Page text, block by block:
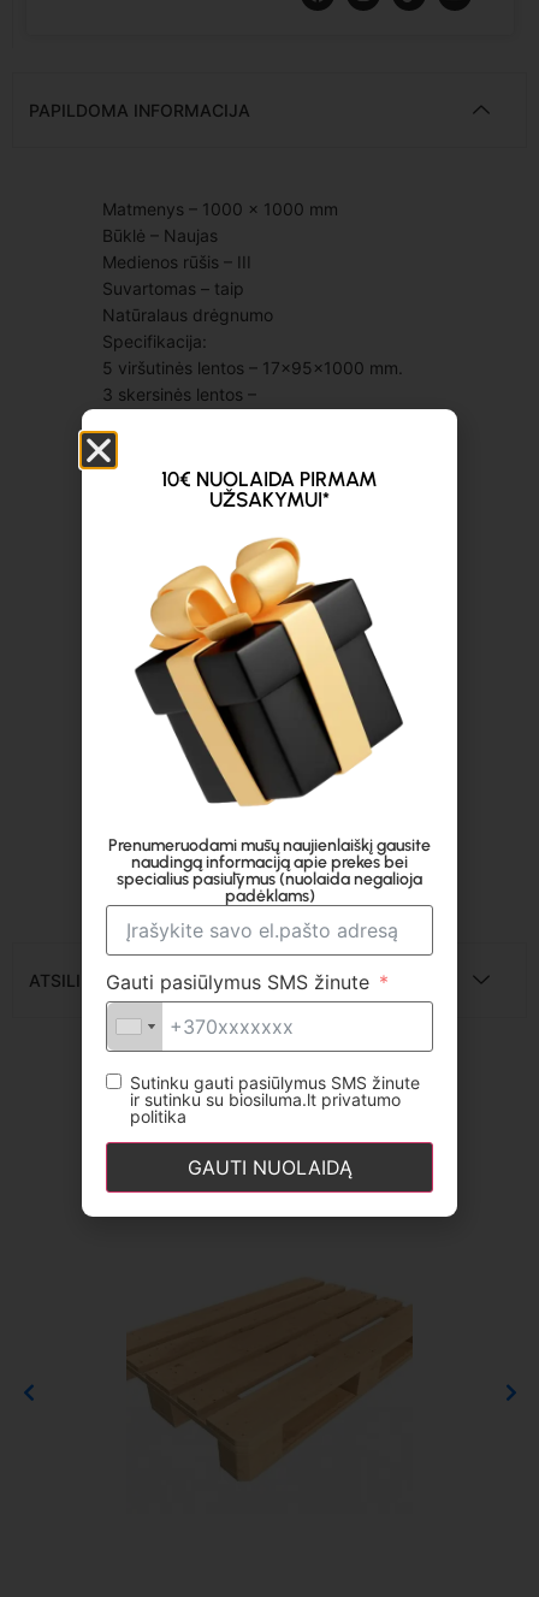
PAPILDOMA INFORMACIJA
Matmenys – 1000 × 1000 mm
Būklė – Naujas
Medienos rūšis – III
Suvartomas – taip
Natūralaus drėgnumo
Specifikacija:
5 viršutinės lentos – 17x95x1000 mm.
3 skersinės lentos –
9 kaladukai – 75x75x75 mm.
3 apatinės lentos – 17x95x1000 mm.
Statinė apkrova – ~350–450 kg
Dinaminė apkrova – ~150–250 kg
Stelažinė apkrova – ~800–900 kg (jei
padėklas nestumdomas)
Gavus Jūsų apmokėjimą, prekės bus
paruoštos atsiėmimui per 1-5 darbo
dienas, priklausomai nuo užsakymo
Priklausomai nuo pasirinkto pristatymo
5 darbo dienas, priklausomai nuo
užsakymo dydžio.
ATSILIEPIMAI
10€ NUOLAIDA PIRMAM
UŽSAKYMUI*
Prenumeruodami mūsų naujienlaiškį gausite
naudingą informaciją apie prekes bei
specialius pasiūlymus (nuolaida negalioja
padėklams)
Gauti pasiūlymus SMS žinute
Sutinku gauti pasiūlymus SMS žinute
ir sutinku su biosiluma.lt privatumo
politika
GAUTI NUOLAIDĄ